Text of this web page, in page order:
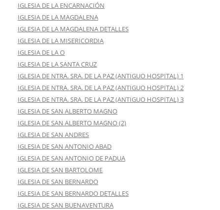
IGLESIA DE LA ENCARNACIÓN
IGLESIA DE LA MAGDALENA
IGLESIA DE LA MAGDALENA DETALLES
IGLESIA DE LA MISERICORDIA
IGLESIA DE LA O
IGLESIA DE LA SANTA CRUZ
IGLESIA DE NTRA. SRA. DE LA PAZ (ANTIGUO HOSPITAL) 1
IGLESIA DE NTRA. SRA. DE LA PAZ (ANTIGUO HOSPITAL) 2
IGLESIA DE NTRA. SRA. DE LA PAZ (ANTIGUO HOSPITAL) 3
IGLESIA DE SAN ALBERTO MAGNO
IGLESIA DE SAN ALBERTO MAGNO (2)
IGLESIA DE SAN ANDRES
IGLESIA DE SAN ANTONIO ABAD
IGLESIA DE SAN ANTONIO DE PADUA
IGLESIA DE SAN BARTOLOME
IGLESIA DE SAN BERNARDO
IGLESIA DE SAN BERNARDO DETALLES
IGLESIA DE SAN BUENAVENTURA